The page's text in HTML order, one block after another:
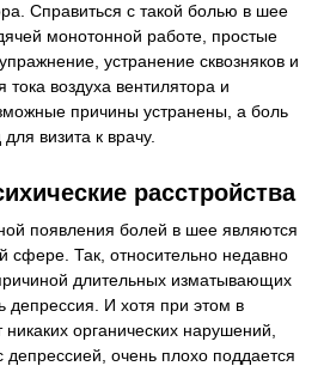
Справиться с такой болью в шее
монотонной работе, простые
устранение сквозняков и
воздуха вентилятора и
причины устранены, а боль
визита к врачу.
расстройства
появления болей в шее являются
сфере. Так, относительно недавно
длительных изматывающих
И хотя при этом в
органических нарушений,
очень плохо поддается